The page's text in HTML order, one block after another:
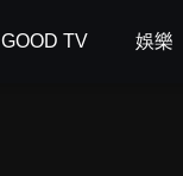
GOOD TV 娛樂